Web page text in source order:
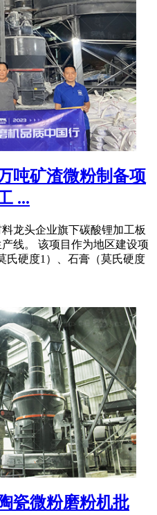
吨矿渣微粉制备项
...
龙头企业旗下碳酸锂加工板
线。 该项目作为地区建设项
氏硬度1）、石膏（莫氏硬度
瓷微粉磨粉机批